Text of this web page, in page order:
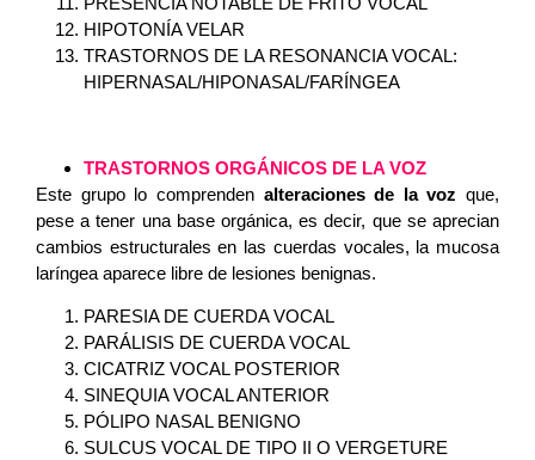
HIPOTONÍA VELAR
TRASTORNOS DE LA RESONANCIA VOCAL:
HIPERNASAL/HIPONASAL/FARÍNGEA
TRASTORNOS ORGÁNICOS DE LA VOZ
Este grupo lo comprenden alteraciones de la voz que,
pese a tener una base orgánica, es decir, que se aprecian
cambios estructurales en las cuerdas vocales, la mucosa
laríngea aparece libre de lesiones benignas.
PARESIA DE CUERDA VOCAL
PARÁLISIS DE CUERDA VOCAL
CICATRIZ VOCAL POSTERIOR
SINEQUIA VOCAL ANTERIOR
PÓLIPO NASAL BENIGNO
SULCUS VOCAL DE TIPO II O VERGETURE